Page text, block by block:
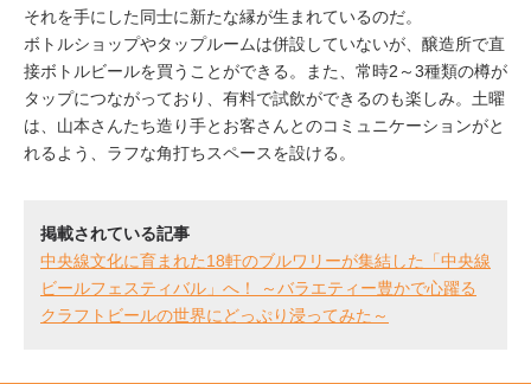
それを手にした同士に新たな縁が生まれているのだ。
ボトルショップやタップルームは併設していないが、醸造所で直
接ボトルビールを買うことができる。また、常時2～3種類の樽が
タップにつながっており、有料で試飲ができるのも楽しみ。土曜
は、山本さんたち造り手とお客さんとのコミュニケーションがと
れるよう、ラフな角打ちスペースを設ける。
掲載されている記事
中央線文化に育まれた18軒のブルワリーが集結した「中央線
ビールフェスティバル」へ！ ～バラエティー豊かで心躍る
クラフトビールの世界にどっぷり浸ってみた～